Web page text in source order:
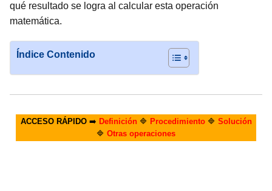
qué resultado se logra al calcular esta operación
matemática.
Índice Contenido
ACCESO RÁPIDO➡️ Definición🔷 Procedimiento🔷 Solución
🔷 Otras operaciones